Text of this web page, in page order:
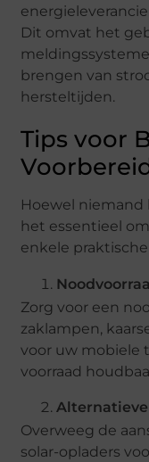
Dit omvat het
brengen van
hersteltijden.
Tips voor
Hoewel niemand
het essentieel
enkele
Zorg voor een
zaklampen,
voor uw mobiele
voorraad
Overweeg de
solar-opladers